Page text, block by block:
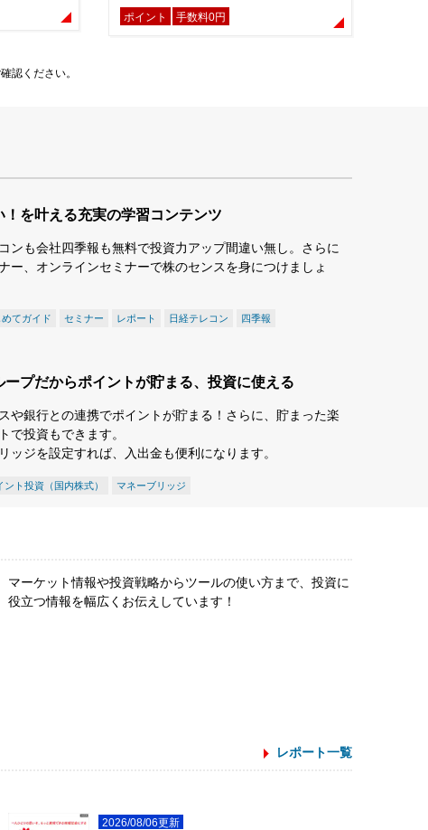
ポイント 手数料0円
認ください。
！を叶える充実の学習コンテンツ
ンも会社四季報も無料で投資力アップ間違い無し。さらに
ー、オンラインセミナーで株のセンスを身につけましょ
てガイド セミナー レポート 日経テレコン 四季報
ープだからポイントが貯まる、投資に使える
や銀行との連携でポイントが貯まる！さらに、貯まった楽
で投資もできます。
ッジを設定すれば、入出金も便利になります。
ント投資（国内株式） マネーブリッジ
マーケット情報や投資戦略からツールの使い方まで、投資に
役立つ情報を幅広くお伝えしています！
レポート一覧
2026/08/06更新